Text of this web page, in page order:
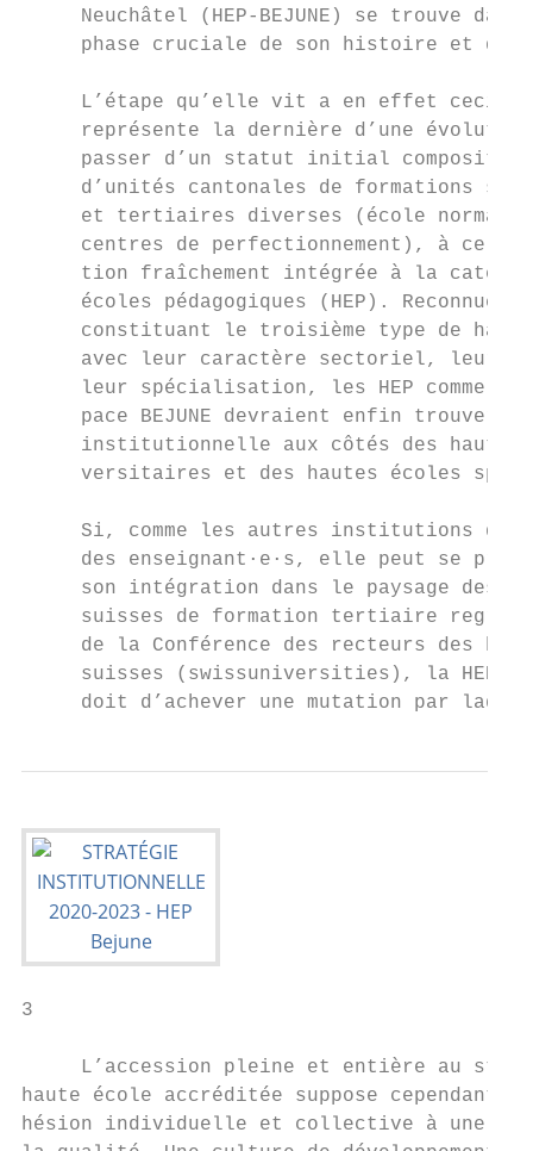
Neuchâtel (HEP-BEJUNE) se trouve
phase cruciale de son histoire et de
L’étape qu’elle vit a en effet ceci
représente la dernière d’une
passer d’un statut initial composite
d’unités cantonales de formations
et tertiaires diverses (école
centres de perfectionnement), à
tion fraîchement intégrée à la
écoles pédagogiques (HEP). Reconnues
constituant le troisième type de
avec leur caractère sectoriel, leur
leur spécialisation, les HEP comme
pace BEJUNE devraient enfin trouver
institutionnelle aux côtés des
versitaires et des hautes écoles
Si, comme les autres institutions de
des enseignant·e·s, elle peut se
son intégration dans le paysage des
suisses de formation tertiaire
de la Conférence des recteurs des
suisses (swissuniversities), la HEP-
doit d’achever une mutation par
3
L’accession pleine et entière au
haute école accréditée suppose cependant
hésion individuelle et collective à une